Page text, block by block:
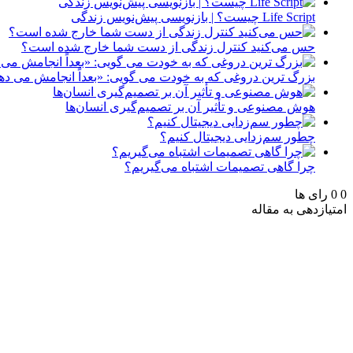
Life Script چیست؟ | بازنویسی پیش‌نویس زندگی
حس می‌کنید کنترل زندگی از دست شما خارج شده است؟
بزرگ ترین دروغی که به خودت می گویی: «بعداً انجامش می
هوش مصنوعی و تأثیر آن بر تصمیم‌گیری انسان‌ها
چطور سم‌زدایی دیجیتال کنیم؟
چرا گاهی تصمیمات اشتباه می‌گیریم؟
0
0 رای ها
امتیازدهی به مقاله